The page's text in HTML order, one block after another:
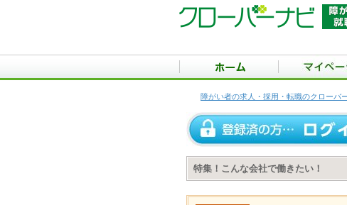
障がい者の求人・採用・転職のクローバ
特集！こんな会社で働きたい！